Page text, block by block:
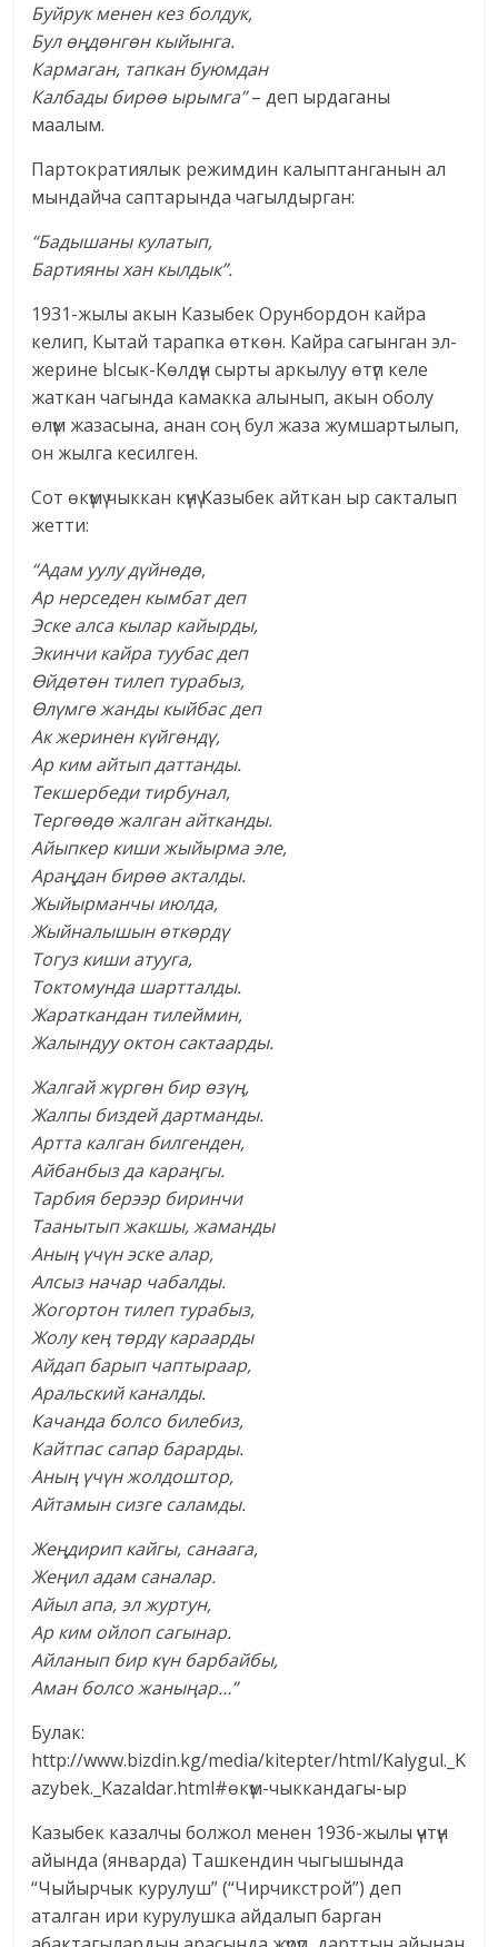
Буйрук менен кез болдук,
Бул өңдөнгөн кыйынга.
Кармаган, тапкан буюмдан
Калбады бирөө ырымга”– деп ырдаганы
маалым.
Партократиялык режимдин калыптанганын ал
мындайча саптарында чагылдырган:
“Бадышаны кулатып,
Бартияны хан кылдык”.
1931-жылы акын Казыбек Орунбордон кайра
келип, Кытай тарапка өткөн. Кайра сагынган эл-
жерине Ысык-Көлдүн сырты аркылуу өтүп келе
жаткан чагында камакка алынып, акын оболу
өлүм жазасына, анан соң бул жаза жумшартылып,
он жылга кесилген.
Сот өкүмү чыккан күнү Казыбек айткан ыр сакталып
жетти:
“Адам уулу дүйнөдө,
Ар нерседен кымбат деп
Эске алса кылар кайырды,
Экинчи кайра туубас деп
Өйдөтөн тилеп турабыз,
Өлүмгө жанды кыйбас деп
Ак жеринен күйгөндү,
Ар ким айтып даттанды.
Текшербеди тирбунал,
Тергөөдө жалган айтканды.
Айыпкер киши жыйырма эле,
Араңдан бирөө акталды.
Жыйырманчы июлда,
Жыйналышын өткөрдү
Тогуз киши атууга,
Токтомунда шартталды.
Жараткандан тилеймин,
Жалындуу октон сактаарды.
Жалгай жүргөн бир өзүң,
Жалпы биздей дартманды.
Артта калган билгенден,
Айбанбыз да караңгы.
Тарбия берээр биринчи
Таанытып жакшы, жаманды
Аның үчүн эске алар,
Алсыз начар чабалды.
Жогортон тилеп турабыз,
Жолу кең төрдү караарды
Айдап барып чаптыраар,
Аральский каналды.
Качанда болсо билебиз,
Кайтпас сапар барарды.
Аның үчүн жолдоштор,
Айтамын сизге саламды.
Жеңдирип кайгы, санаага,
Жеңил адам саналар.
Айыл апа, эл журтун,
Ар ким ойлоп сагынар.
Айланып бир күн барбайбы,
Аман болсо жаныңар…”
Булак:
http://www.bizdin.kg/media/kitepter/html/Kalygul._K
azybek._Kazaldar.html#өкүм-чыккандагы-ыр
Казыбек казалчы болжол менен 1936-жылы үчтүн
айында (январда) Ташкендин чыгышында
“Чыйырчык курулуш” (“Чирчикстрой”) деп
аталган ири курулушка айдалып барган